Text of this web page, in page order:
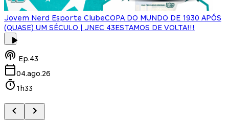
Jovem Nerd Esporte ClubeCOPA DO MUNDO DE 1930 APÓS
(QUASE) UM SÉCULO | JNEC 43ESTAMOS DE VOLTA!!!
Ep.43
04.ago.26
1h33